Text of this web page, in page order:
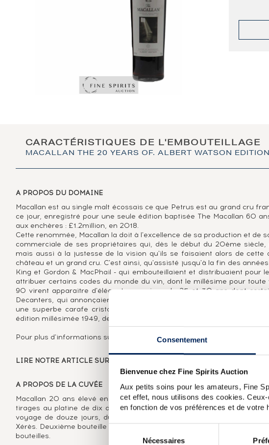
Consentement
Bienvenue chez Fine Spirits Auction
Aux petits soins pour les amateurs, Fine
cet effet, nous utilisons des cookies.
en fonction de vos préférences et de votre
Nécessaires
CARACTÉRISTIQUES DE L'EMBOUTEILLAGE
MACALLAN THE 20 YEARS OF. ALBERT WATSON
A PROPOS DU DOMAINE
Macallan est au single malt écossais ce que Petrus est au grand cru
ce jour, enregistré pour une seule édition baptisée The Macallan 60
aux enchères : £1.2million, en 2018.
Cette renommée, Macallan la doit à l'excellence de sa production et de
commerciale de ses propriétaires qui, dès le début du 20ème
mais aussi à la justesse de la vision qu'ils se faisaient alors de
château et un grand cru. C'est ainsi, qu'assisté jusqu'à la fin des
King et Gordon & MacPhail - qui embouteillaient et distribuaient pour
attribuer certains codes du monde du vin, dont le millésime pour
90 virent apparaitre d'élégantes versions de 25 et 30 ans dont
Decanters, qui annonçaient le tournant que prendrait The Macallan au
une superbe carafe cristal aux formes voluptueuses, habillée de
édition millésimée 1949, de 50 ans.
Pour plus d'informations sur The Macallan,
LIRE NOTRE ARTICLE SUR LE BLOG IDEALWINE.
A PROPOS DE LA CUVÉE
Macallan 20 ans élevé en fût de sherry. La bouteille est
tirages au platine de dix d'entre elles. Pour ce projet, Albert Watson
voyage de douze jours, du nord de l'Espagne où poussent les
Xérès. Deuxième bouteille de la série Masters of Photography qui en
bouteilles.